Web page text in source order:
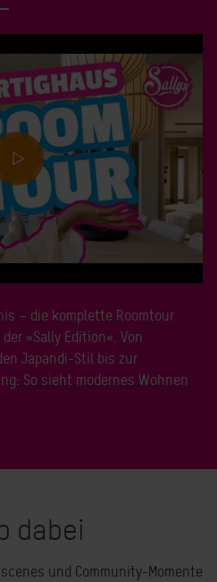
– die komplette Roomtour
»Sally Edition«. Von
Japandi-Stil bis zur
So sieht modernes Wohnen
dabei
und Community-Momente